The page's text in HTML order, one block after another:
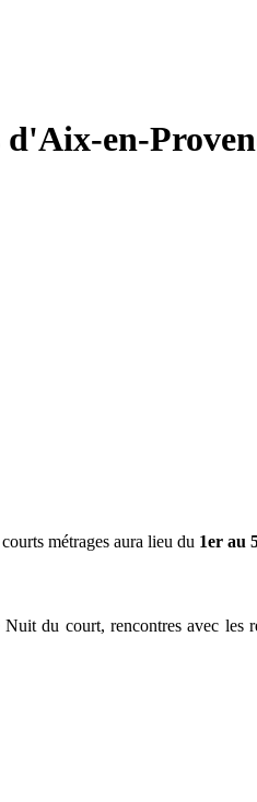
en-
métrages aura lieu du 1er au
du court, rencontres avec les